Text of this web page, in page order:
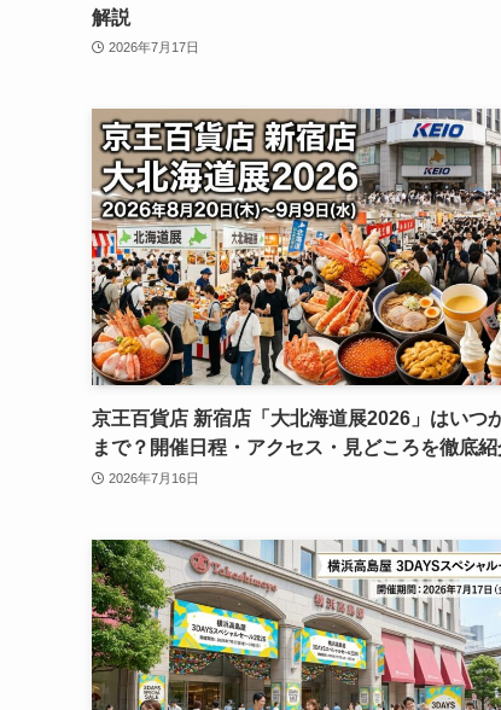
解説
2026年7月17日
京王百貨店 新宿店「大北海道展2026」はいつ
まで？開催日程・アクセス・見どころを徹底紹
2026年7月16日